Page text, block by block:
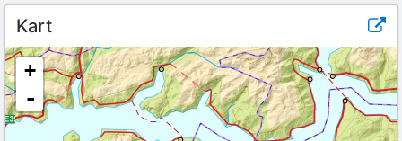
Kart
+
-